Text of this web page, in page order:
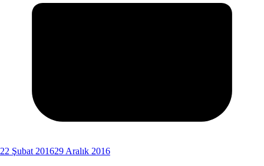
22 Şubat 201629 Aralık 2016